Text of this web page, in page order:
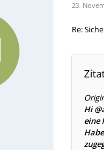
23.
Re:
Hi
eine